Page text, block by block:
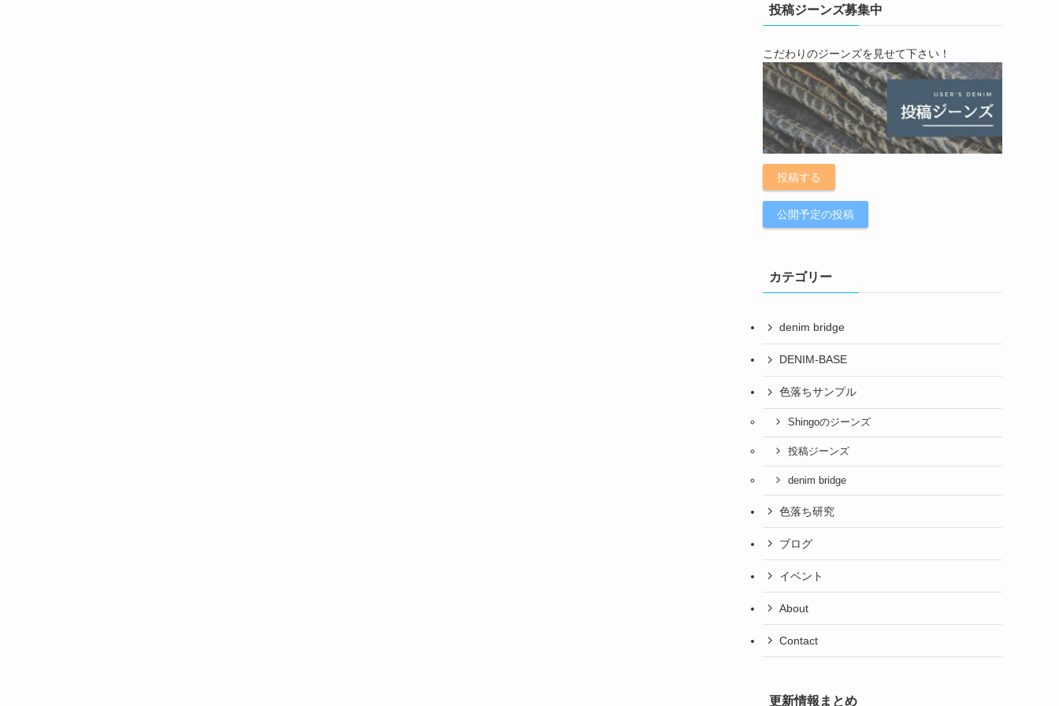
投稿ジーンズ募集中
こだわりのジーンズを見せて下さい！
投稿する
公開予定の投稿
カテゴリー
denim bridge
DENIM-BASE
色落ちサンプル
Shingoのジーンズ
投稿ジーンズ
denim bridge
色落ち研究
ブログ
イベント
About
Contact
更新情報まとめ